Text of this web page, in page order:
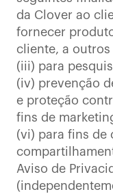
da Clover ao
fornecer
cliente, a
(iii) para
(iv) prevenção
e proteção
fins de
(vi) para fins de
Aviso de